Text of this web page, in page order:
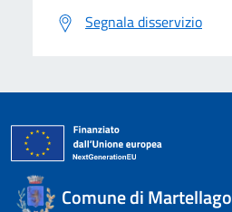
Segnala disservizio
Comune di Martellago